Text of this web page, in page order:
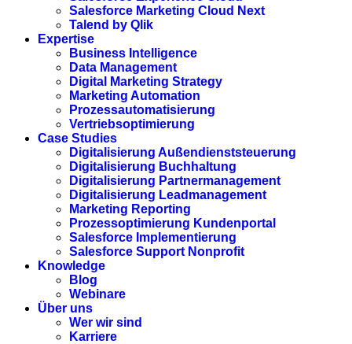
Salesforce Marketing Cloud Next
Talend by Qlik
Expertise
Business Intelligence
Data Management
Digital Marketing Strategy
Marketing Automation
Prozessautomatisierung
Vertriebsoptimierung
Case Studies
Digitalisierung Außendienststeuerung
Digitalisierung Buchhaltung
Digitalisierung Partnermanagement
Digitalisierung Leadmanagement
Marketing Reporting
Prozessoptimierung Kundenportal
Salesforce Implementierung
Salesforce Support Nonprofit
Knowledge
Blog
Webinare
Über uns
Wer wir sind
Karriere